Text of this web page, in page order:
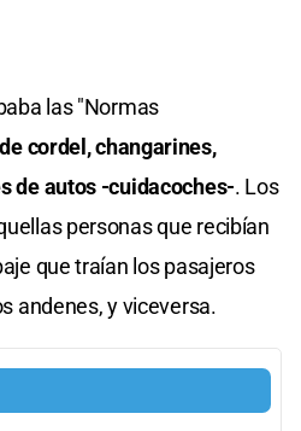
las "Normas
cordel, changarines,
de autos -cuidacoches-. Los
personas que recibían
que traían los pasajeros
andenes, y viceversa.